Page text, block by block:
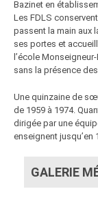
Bazinet en
Les FDLS
passent la main aux
ses portes et
l’école
sans la présence
Une quinzaine de
de 1959 à 1974.
dirigée par une
enseignent jusqu’en
GALERIE